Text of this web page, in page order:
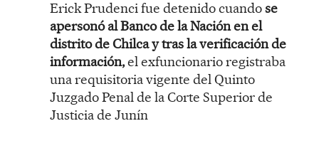
Erick Prudenci fue detenido cuandose
apersonó al Banco de la Nación en el
distrito de Chilca y tras la verificación de
información,el exfuncionario registraba
una requisitoria vigente del Quinto
Juzgado Penal de la Corte Superior de
Justicia de Junín